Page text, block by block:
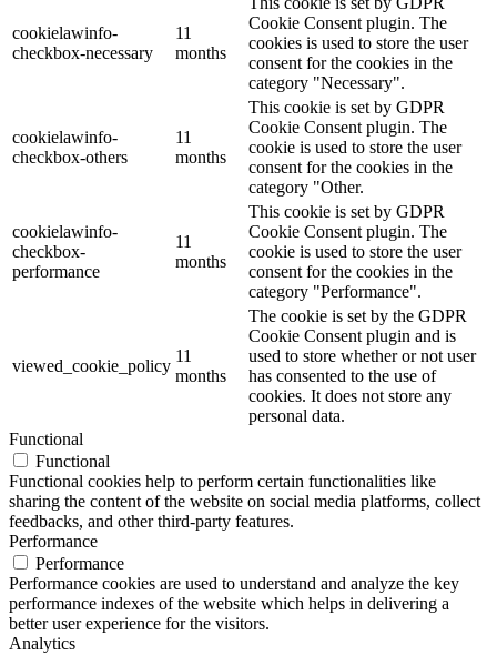
cookielawinfo-
checkbox-necessary
11
months
Cookie Consent plugin. The
cookies is used to store the user
consent for the cookies in the
category "Necessary".
cookielawinfo-
checkbox-others
11
months
This cookie is set by GDPR
Cookie Consent plugin. The
cookie is used to store the user
consent for the cookies in the
category "Other.
cookielawinfo-
checkbox-
performance
11
months
This cookie is set by GDPR
Cookie Consent plugin. The
cookie is used to store the user
consent for the cookies in the
category "Performance".
viewed_cookie_policy
11
months
The cookie is set by the GDPR
Cookie Consent plugin and is
used to store whether or not user
has consented to the use of
cookies. It does not store any
personal data.
Functional
Functional
Functional cookies help to perform certain functionalities like
sharing the content of the website on social media platforms, collect
feedbacks, and other third-party features.
Performance
Performance
Performance cookies are used to understand and analyze the key
performance indexes of the website which helps in delivering a
better user experience for the visitors.
Analytics